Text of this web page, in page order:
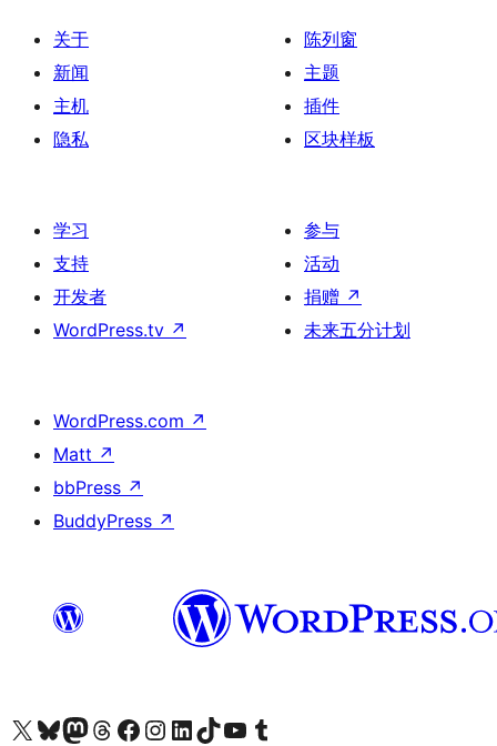
关于
新闻
主机
隐私
陈列窗
主题
插件
区块样板
学习
支持
开发者
WordPress.tv ↗
参与
活动
捐赠 ↗
未来五分计划
WordPress.com ↗
Matt ↗
bbPress ↗
BuddyPress ↗
关注我们的 X（原 Twitter）账号访问我们的 Bluesky 账号关注我们的 Mastodon 账号访问我们的 Threads 账号 访问我们的 Facebook 公共主页关注我们的 Instagram 账号 关注我们的 LinkedIn 主页访问我们的 TikTok 账号访问我们的 YouTube 频道 访问我们的 Tumblr 账号